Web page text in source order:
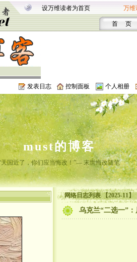
设万维读者为首页 万维
首 页
发表日志 控制面板 个人相册
must的博客
天国近了，你们应当悔改！”— 末世悔改随笔
网络日志列表 【2025-11】
乌克兰“二选一”